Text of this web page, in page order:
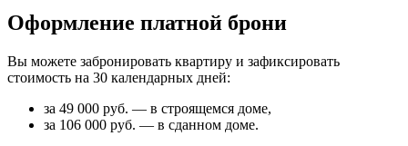
Оформление платной брони
Вы можете забронировать квартиру и зафиксировать
стоимость на 30 календарных дней:
за 49 000 руб. — в строящемся доме,
за 106 000 руб. — в сданном доме.